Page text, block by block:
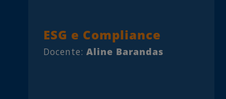
ESG e Compliance
Docente: Aline Barandas